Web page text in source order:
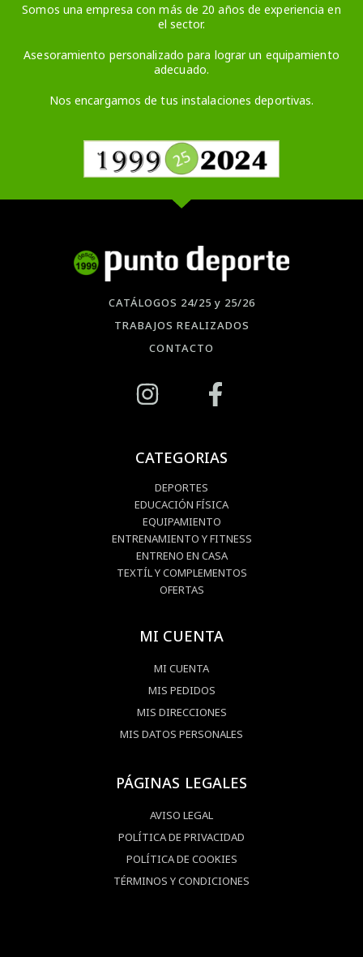
Somos una empresa con más de 20 años de experiencia en
el sector.
Asesoramiento personalizado para lograr un equipamiento
adecuado.
Nos encargamos de tus instalaciones deportivas.
CATÁLOGOS 24/25 y 25/26
TRABAJOS REALIZADOS
CONTACTO
CATEGORIAS
DEPORTES
EDUCACIÓN FÍSICA
EQUIPAMIENTO
ENTRENAMIENTO Y FITNESS
ENTRENO EN CASA
TEXTÍL Y COMPLEMENTOS
OFERTAS
MI CUENTA
MI CUENTA
MIS PEDIDOS
MIS DIRECCIONES
MIS DATOS PERSONALES
PÁGINAS LEGALES
AVISO LEGAL
POLÍTICA DE PRIVACIDAD
POLÍTICA DE COOKIES
TÉRMINOS Y CONDICIONES